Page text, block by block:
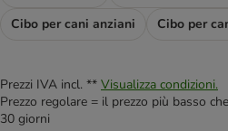
Cibo per cani anziani
Cibo per
Prezzi IVA incl. ** Visualizza condizioni.
Prezzo regolare = il prezzo più basso
30 giorni